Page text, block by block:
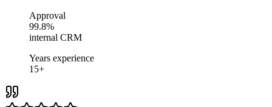
Approval
99.8%
internal CRM
Years experience
15+